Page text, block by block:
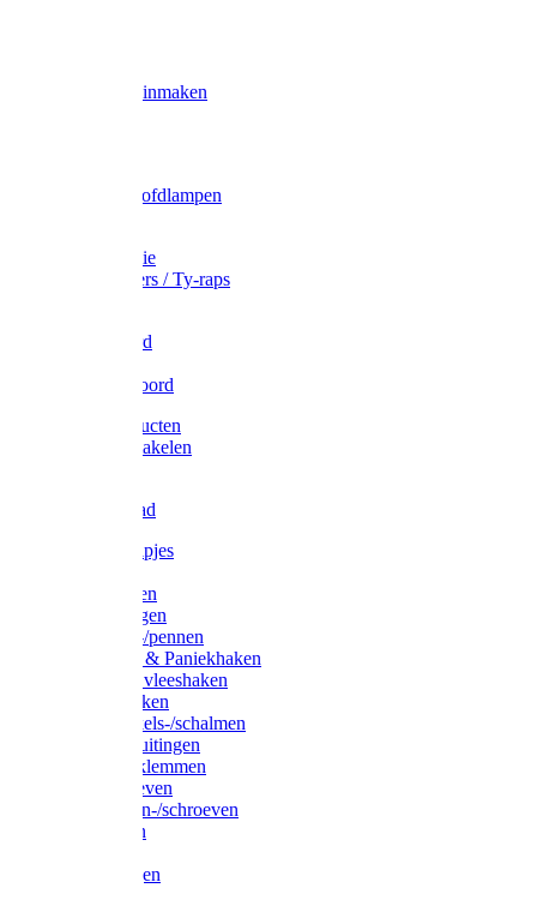
Wecken & inmaken
Zak- & Hoofdlampen
Tape en folie
Kabelbinders / Ty-raps
Metselkoord
Elastisch koord
Afdekproducten
Heffen en takelen
Waslijndraad
Simplexknipjes
Sleutelringen
Gelaste ringen
Borgveren-/pennen
Musketons & Paniekhaken
S-haken & vleeshaken
Karabijnhaken
Noodschakels-/schalmen
Harp-/D-sluitingen
Staaldraadklemmen
Spanschroeven
Ringmoeren-/schroeven
Puntkousen
Aanlegringen